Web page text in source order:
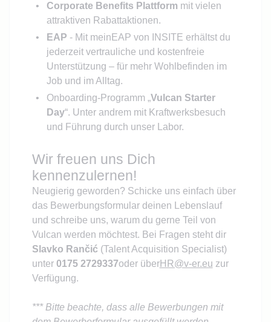
Corporate Benefits Plattform mit vielen
attraktiven Rabattaktionen.
EAP - Mit meinEAP von INSITE erhältst du
jederzeit vertrauliche und kostenfreie
Unterstützung – für mehr Wohlbefinden im
Job und im Alltag.
Onboarding-Programm „Vulcan Starter
Day“. Unter andrem mit Kraftwerksbesuch
und Führung durch unser Labor.
Wir freuen uns Dich
kennenzulernen!
Neugierig geworden? Schicke uns einfach über
das Bewerbungsformular deinen Lebenslauf
und schreibe uns, warum du gerne Teil von
Vulcan werden möchtest. Bei Fragen steht dir
Slavko Rančić (Talent Acquisition Specialist)
unter 0175 2729337oder überHR@v-er.eu zur
Verfügung.
*** Bitte beachte, dass alle Bewerbungen mit